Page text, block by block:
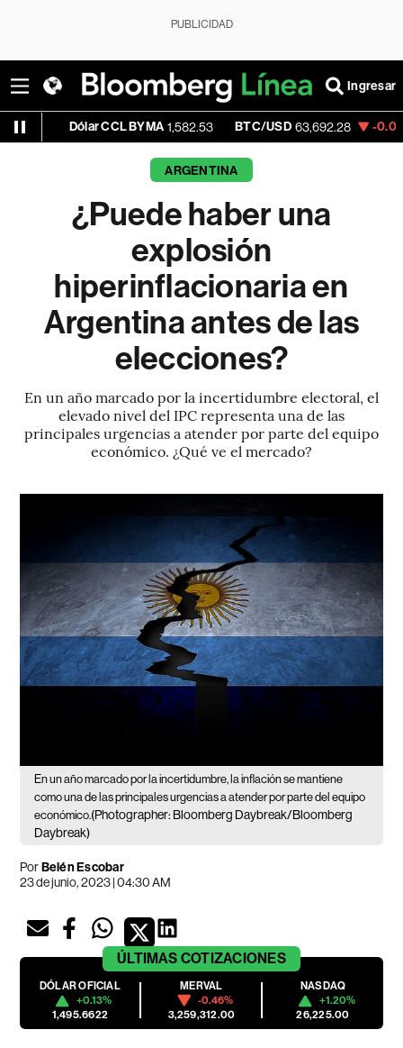
PUBLICIDAD
Ingresar
CCL BYMA 1,582.53 BTC/USD 63,692.28 -0.08% ETH/
ARGENTINA
¿Puede haber una
explosión
hiperinflacionaria en
Argentina antes de las
elecciones?
En un año marcado por la incertidumbre electoral, el
elevado nivel del IPC representa una de las
principales urgencias a atender por parte del equipo
económico. ¿Qué ve el mercado?
En un año marcado por la incertidumbre, la inflación se mantiene
como una de las principales urgencias a atender por parte del equipo
económico.(Photographer: Bloomberg Daybreak/Bloomberg
Daybreak)
PorBelén Escobar
23 de junio, 2023 | 04:30 AM
ÚLTIMAS COTIZACIONES
DÓLAR OFICIAL
+0.13%
1,495.6622
MERVAL
-0.46%
3,259,312.00
NASDAQ
+1.20%
26,225.00